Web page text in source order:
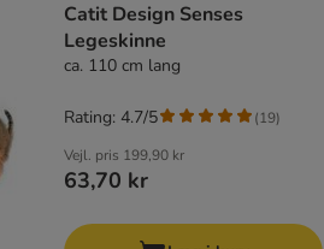
Catit Design Senses
Legeskinne
ca. 110 cm lang
Vejl. pris 199,90 kr
63,70 kr
Rating: 4.7/5 (19)